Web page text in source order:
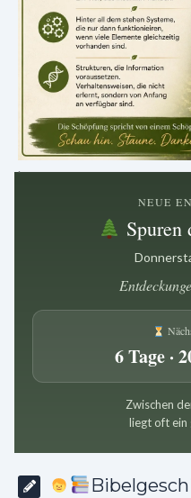
.
NEUE
Spuren
6 Tage ·
Zwischen
liegt oft ein